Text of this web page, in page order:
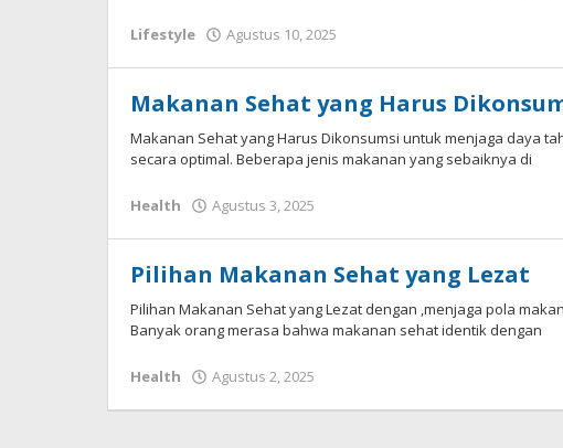
Lifestyle Agustus 10, 2025
Techhardsoft
Makanan Sehat yang Harus
Makanan Sehat yang Harus Dikonsumsi untuk menjaga daya
secara optimal. Beberapa jenis makanan yang sebaiknya di
Health Agustus 3, 2025
Techhardsoft
Pilihan Makanan Sehat yang Lezat
Pilihan Makanan Sehat yang Lezat dengan ,menjaga pola
Banyak orang merasa bahwa makanan sehat identik dengan
Health Agustus 2, 2025
Techhardsoft